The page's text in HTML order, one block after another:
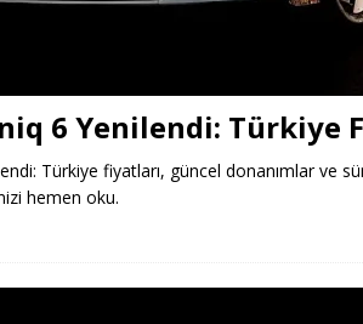
6 Yenilendi: Türkiye
Türkiye fiyatları, güncel donanımlar ve
hemen oku.